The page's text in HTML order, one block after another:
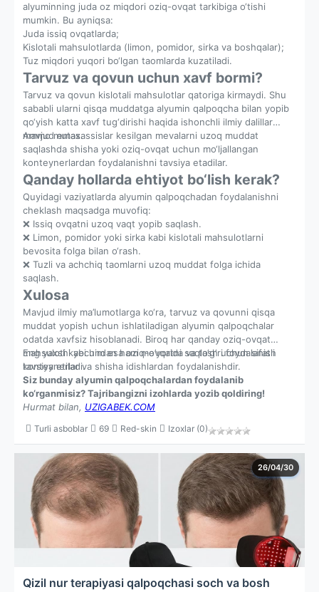
alyuminning juda oz miqdori oziq-ovqat tarkibiga o‘tishi
mumkin. Bu ayniqsa:
Juda issiq ovqatlarda;
Kislotali mahsulotlarda (limon, pomidor, sirka va boshqalar);
Tuz miqdori yuqori bo‘lgan taomlarda kuzatiladi.
Tarvuz va qovun uchun xavf bormi?
Tarvuz va qovun kislotali mahsulotlar qatoriga kirmaydi. Shu
sababli ularni qisqa muddatga alyumin qalpoqcha bilan yopib
qo‘yish katta xavf tug‘dirishi haqida ishonchli ilmiy dalillar
mavjud emas.
Ammo mutaxassislar kesilgan mevalarni uzoq muddat
saqlashda shisha yoki oziq-ovqat uchun mo‘ljallangan
konteynerlardan foydalanishni tavsiya etadilar.
Qanday hollarda ehtiyot bo‘lish kerak?
Quyidagi vaziyatlarda alyumin qalpoqchadan foydalanishni
cheklash maqsadga muvofiq:
❌ Issiq ovqatni uzoq vaqt yopib saqlash.
❌ Limon, pomidor yoki sirka kabi kislotali mahsulotlarni
bevosita folga bilan o‘rash.
❌ Tuzli va achchiq taomlarni uzoq muddat folga ichida
saqlash.
Xulosa
Mavjud ilmiy ma’lumotlarga ko‘ra, tarvuz va qovunni qisqa
muddat yopish uchun ishlatiladigan alyumin qalpoqchalar
odatda xavfsiz hisoblanadi. Biroq har qanday oziq-ovqat
mahsuloti kabi undan ham me’yorida va to‘g‘ri foydalanish
tavsiya etiladi.
Eng yaxshi yechim esa oziq-ovqatni saqlash uchun sifatli
konteynerlar va shisha idishlardan foydalanishdir.
Siz bunday alyumin qalpoqchalardan foydalanib
ko‘rganmisiz? Tajribangizni izohlarda yozib qoldiring!
Hurmat bilan, UZIGABEK.COM
Turli asboblar 69 Red-skin Izoxlar (0)
26/04/30
Qizil nur terapiyasi qalpoqchasi soch va bosh